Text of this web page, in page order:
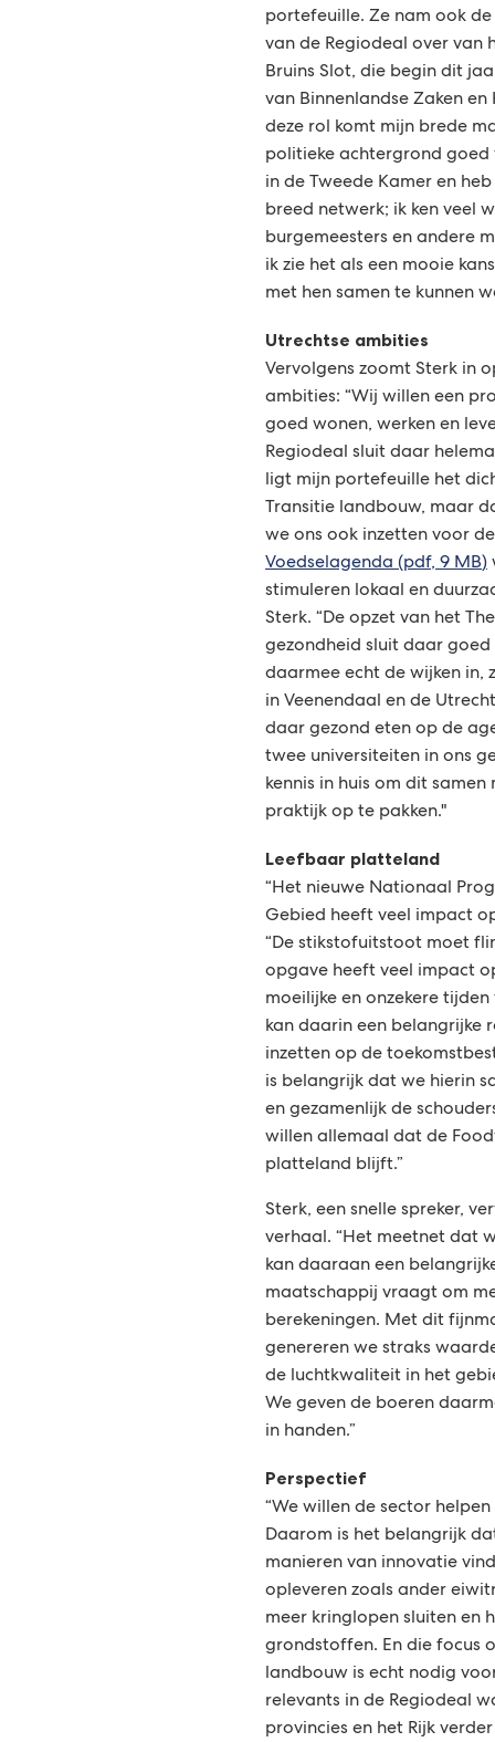
portefeuille. Ze nam ook
van de Regiodeal over van
Bruins Slot, die begin dit
van Binnenlandse Zaken en
deze rol komt mijn brede
politieke achtergrond goed
in de Tweede Kamer en
breed netwerk; ik ken veel
burgemeesters en andere
ik zie het als een mooie
met hen samen te kunnen
Utrechtse ambities
Vervolgens zoomt Sterk in
ambities: “Wij willen een
goed wonen, werken en
Regiodeal sluit daar
ligt mijn portefeuille het
Transitie landbouw, maar
we ons ook inzetten voor
Voedselagenda (pdf, 9 MB)
stimuleren lokaal en
Sterk. “De opzet van het
gezondheid sluit daar
daarmee echt de wijken in,
in Veenendaal en de
daar gezond eten op de
twee universiteiten in ons
kennis in huis om dit samen
praktijk op te pakken."
Leefbaar platteland
“Het nieuwe Nationaal
Gebied heeft veel impact
“De stikstofuitstoot moet
opgave heeft veel impact
moeilijke en onzekere
kan daarin een belangrijke
inzetten op de
is belangrijk dat we hierin
en gezamenlijk de
willen allemaal dat de
platteland blijft.”
Sterk, een snelle spreker,
verhaal. “Het meetnet dat
kan daaraan een
maatschappij vraagt om
berekeningen. Met dit
genereren we straks
de luchtkwaliteit in het
We geven de boeren
in handen.”
Perspectief
“We willen de sector
Daarom is het belangrijk
manieren van innovatie
opleveren zoals ander
meer kringlopen sluiten en
grondstoffen. En die focus
landbouw is echt nodig
relevants in de Regiodeal
provincies en het Rijk